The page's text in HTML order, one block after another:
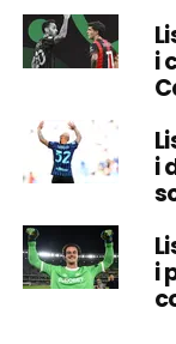
i
i
i